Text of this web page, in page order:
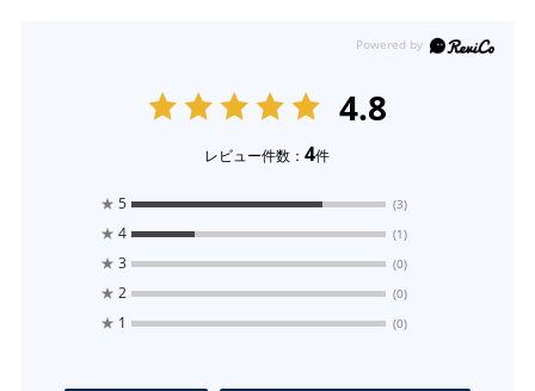
4.8
レビュー件数：4件
★ 5 (3)
★ 4 (1)
★ 3 (0)
★ 2 (0)
★ 1 (0)